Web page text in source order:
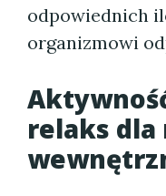
odpowiednich
organizmowi
relaks